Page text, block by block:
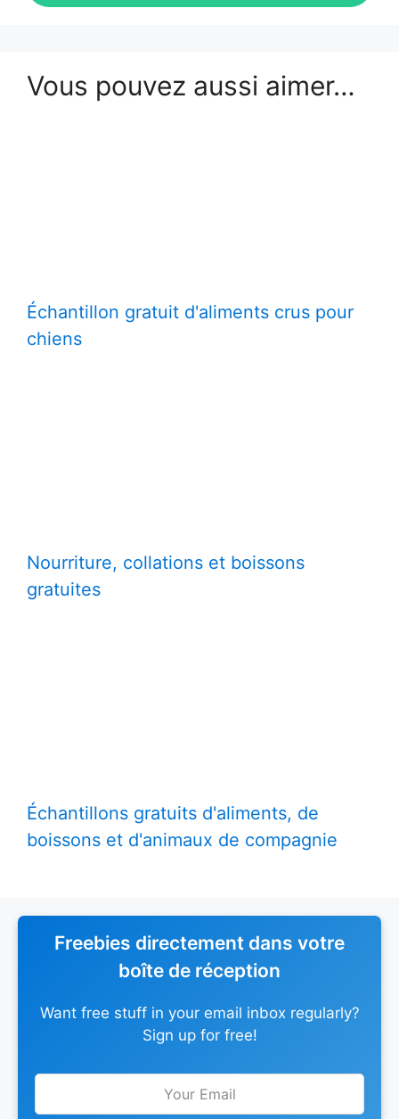
Vous pouvez aussi aimer…
Échantillon gratuit d'aliments crus pour
chiens
Nourriture, collations et boissons
gratuites
Échantillons gratuits d'aliments, de
boissons et d'animaux de compagnie
Freebies directement dans votre
boîte de réception
Want free stuff in your email inbox regularly?
Sign up for free!
Leave